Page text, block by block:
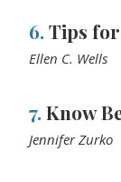
6.Tips
Ellen C. Wells
7.Know
Jennifer Zurko